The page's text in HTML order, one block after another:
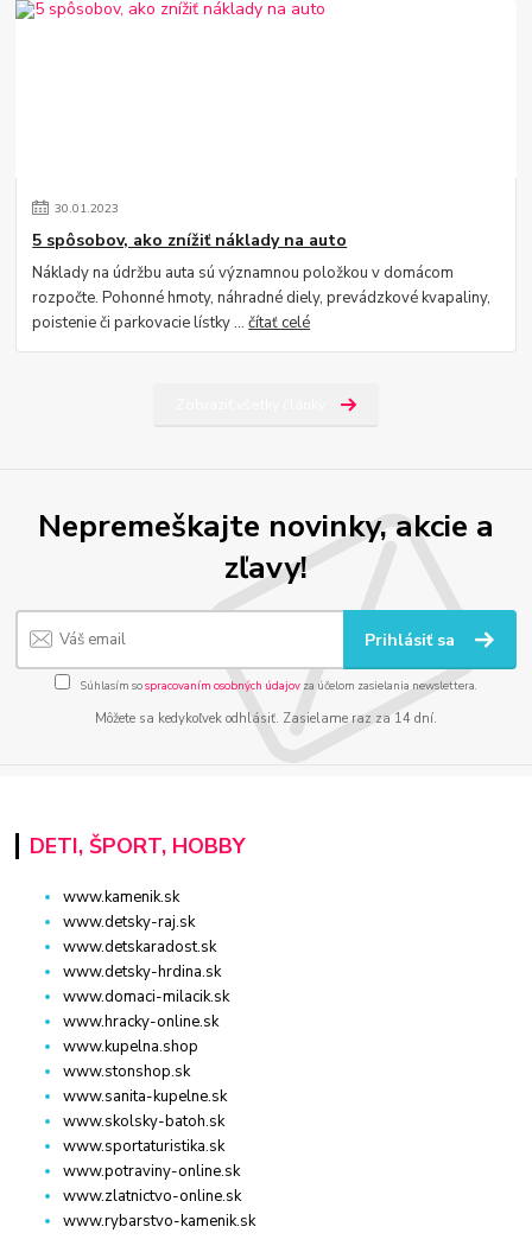
30.01.2023
5 spôsobov, ako znížiť náklady na auto
Náklady na údržbu auta sú významnou položkou v domácom
rozpočte. Pohonné hmoty, náhradné diely, prevádzkové kvapaliny,
poistenie či parkovacie lístky ...čítať celé
Nepremeškajte novinky, akcie a
zľavy!
Prihlásiť sa
Súhlasím sospracovaním osobných údajov za účelom zasielania newslettera.
Môžete sa kedykoľvek odhlásiť. Zasielame raz za 14 dní.
DETI, ŠPORT, HOBBY
www.kamenik.sk
www.detsky-raj.sk
www.detskaradost.sk
www.detsky-hrdina.sk
www.domaci-milacik.sk
www.hracky-online.sk
www.kupelna.shop
www.stonshop.sk
www.sanita-kupelne.sk
www.skolsky-batoh.sk
www.sportaturistika.sk
www.potraviny-online.sk
www.zlatnictvo-online.sk
www.rybarstvo-kamenik.sk